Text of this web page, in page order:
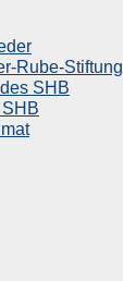
Rube-Stiftung
SHB